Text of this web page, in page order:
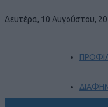
Δευτέρα, 10 Αυγούστου,